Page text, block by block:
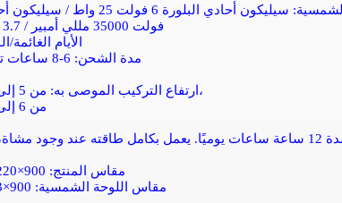
أحادي البلورة 6 فولت 25 واط / سيليكون أحادي البلورة 6 فولت 35 واط
3.7 فولت 35000 مللي أمبير / 3.7 فولت 49000 مللي أمبير
الأيام الغائمة/الممطرة: 3
مدة الشحن: 6-8 ساعات تحت أشعة الشمس الساطعة
ارتفاع التركيب الموصى به: من 5 إلى 7 أمتار، من 20 إلى 25 مترًا،
من 6 إلى 8 أمتار، من 25 إلى 28 مترًا
مقاس المنتج: 900×220×55 مم / 1180×220×55 مم
مقاس اللوحة الشمسية: 900×183×4 مم / 1180×183×4 مم